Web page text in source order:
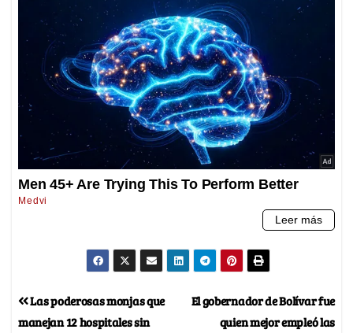
El gobernador de Bolívar fue
quien mejor empleó las
Las poderosas monjas que
manejan 12 hospitales sin